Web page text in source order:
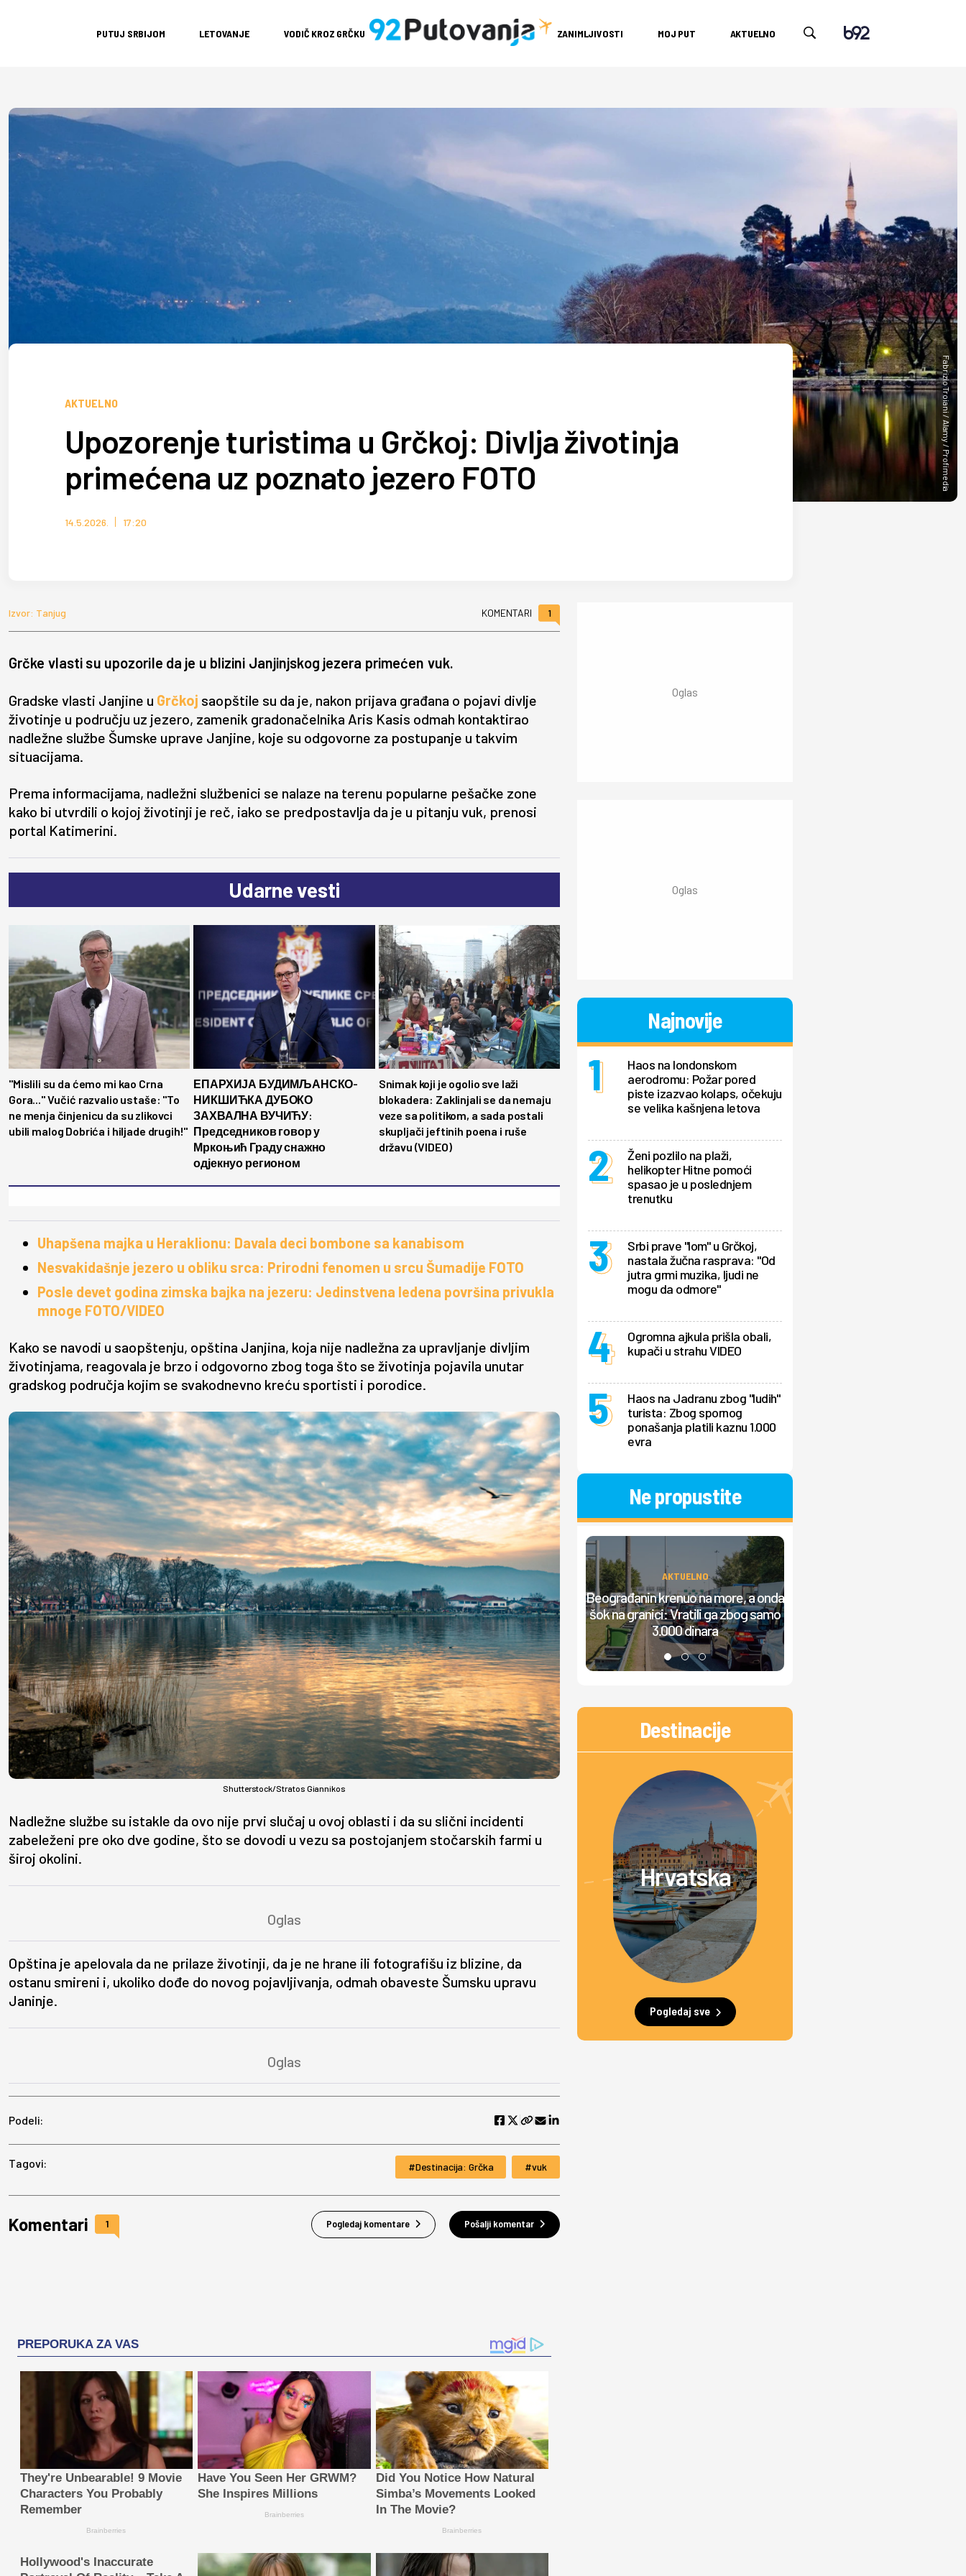
PUTUJ SRBIJOM LETOVANJE VODIČ KROZ GRČKU ZANIMLJIVOSTI MOJ PUT AKTUELNO
Fabrizio Troiani / Alamy / Profimedia
AKTUELNO
Upozorenje turistima u Grčkoj: Divlja životinja
primećena uz poznato jezero FOTO
14.5.2026. 17:20
Izvor: Tanjug KOMENTARI 1
Grčke vlasti su upozorile da je u blizini Janjinjskog jezera primećen vuk.
Gradske vlasti Janjine u Grčkoj saopštile su da je, nakon prijava građana o pojavi divlje
životinje u području uz jezero, zamenik gradonačelnika Aris Kasis odmah kontaktirao
nadležne službe Šumske uprave Janjine, koje su odgovorne za postupanje u takvim
situacijama.
Prema informacijama, nadležni službenici se nalaze na terenu popularne pešačke zone
kako bi utvrdili o kojoj životinji je reč, iako se predpostavlja da je u pitanju vuk, prenosi
portal Katimerini.
Udarne vesti
"Mislili su da ćemo mi kao Crna
Gora..." Vučić razvalio ustaše: "To
ne menja činjenicu da su zlikovci
ubili malog Dobrića i hiljade drugih!"
ЕПАРХИЈА БУДИМЉАНСКО-
НИКШИЋКА ДУБОКО
ЗАХВАЛНА ВУЧИЋУ:
Председников говор у
Мркоњић Граду снажно
одјекнуо регионом
Snimak koji je ogolio sve laži
blokadera: Zaklinjali se da nemaju
veze sa politikom, a sada postali
skupljači jeftinih poena i ruše
državu (VIDEO)
Uhapšena majka u Heraklionu: Davala deci bombone sa kanabisom
Nesvakidašnje jezero u obliku srca: Prirodni fenomen u srcu Šumadije FOTO
Posle devet godina zimska bajka na jezeru: Jedinstvena ledena površina privukla
mnoge FOTO/VIDEO
Kako se navodi u saopštenju, opština Janjina, koja nije nadležna za upravljanje divljim
životinjama, reagovala je brzo i odgovorno zbog toga što se životinja pojavila unutar
gradskog područja kojim se svakodnevno kreću sportisti i porodice.
Shutterstock/Stratos Giannikos
Nadležne službe su istakle da ovo nije prvi slučaj u ovoj oblasti i da su slični incidenti
zabeleženi pre oko dve godine, što se dovodi u vezu sa postojanjem stočarskih farmi u
široj okolini.
Opština je apelovala da ne prilaze životinji, da je ne hrane ili fotografišu iz blizine, da
ostanu smireni i, ukoliko dođe do novog pojavljivanja, odmah obaveste Šumsku upravu
Janinje.
Podeli:
Tagovi: Destinacija: Grčka vuk
Komentari 1 Pogledaj komentare Pošalji komentar
PREPORUKA ZA VAS
They're Unbearable! 9 Movie
Characters You Probably
Remember
Brainberries
Have You Seen Her GRWM?
She Inspires Millions
Brainberries
Did You Notice How Natural
Simba’s Movements Looked
In The Movie?
Brainberries
Hollywood's Inaccurate
Najnovije
Haos na londonskom
aerodromu: Požar pored
piste izazvao kolaps, očekuju
se velika kašnjena letova
Ženi pozlilo na plaži,
helikopter Hitne pomoći
spasao je u poslednjem
trenutku
Srbi prave "lom" u Grčkoj,
nastala žučna rasprava: "Od
jutra grmi muzika, ljudi ne
mogu da odmore"
Ogromna ajkula prišla obali,
kupači u strahu VIDEO
Haos na Jadranu zbog "ludih"
turista: Zbog spornog
ponašanja platili kaznu 1.000
evra
Ne propustite
AKTUELNO
Beograđanin krenuo na more, a onda
šok na granici: Vratili ga zbog samo
3.000 dinara
Destinacije
Hrvatska
Pogledaj sve